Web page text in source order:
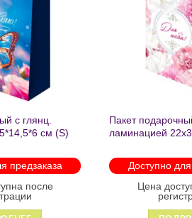
с глянц.
см (S)
предзаказа
после
Пакет
ламинацией
Доступно
Цена